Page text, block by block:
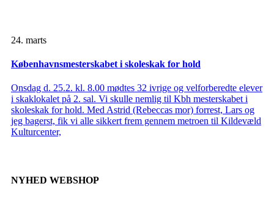
24. marts
Københavnsmesterskabet i skoleskak for hold
Onsdag d. 25.2. kl. 8.00 mødtes 32 ivrige og velforberedte elever
i skaklokalet på 2. sal. Vi skulle nemlig til Kbh mesterskabet i
skoleskak for hold. Med Astrid (Rebeccas mor) forrest, Lars og
jeg bagerst, fik vi alle sikkert frem gennem metroen til Kildevæld
Kulturcenter,
NYHED WEBSHOP